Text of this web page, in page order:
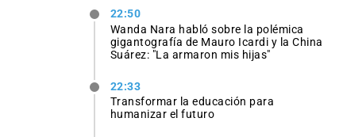
22:50
Wanda Nara habló sobre la polémica
gigantografía de Mauro Icardi y la China
Suárez: "La armaron mis hijas"
22:33
Transformar la educación para
humanizar el futuro